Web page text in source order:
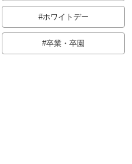
ホワイトデー
卒業・卒園